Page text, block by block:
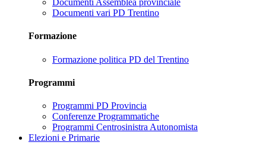
Documenti Assemblea provinciale
Documenti vari PD Trentino
Formazione
Formazione politica PD del Trentino
Programmi
Programmi PD Provincia
Conferenze Programmatiche
Programmi Centrosinistra Autonomista
Elezioni e Primarie